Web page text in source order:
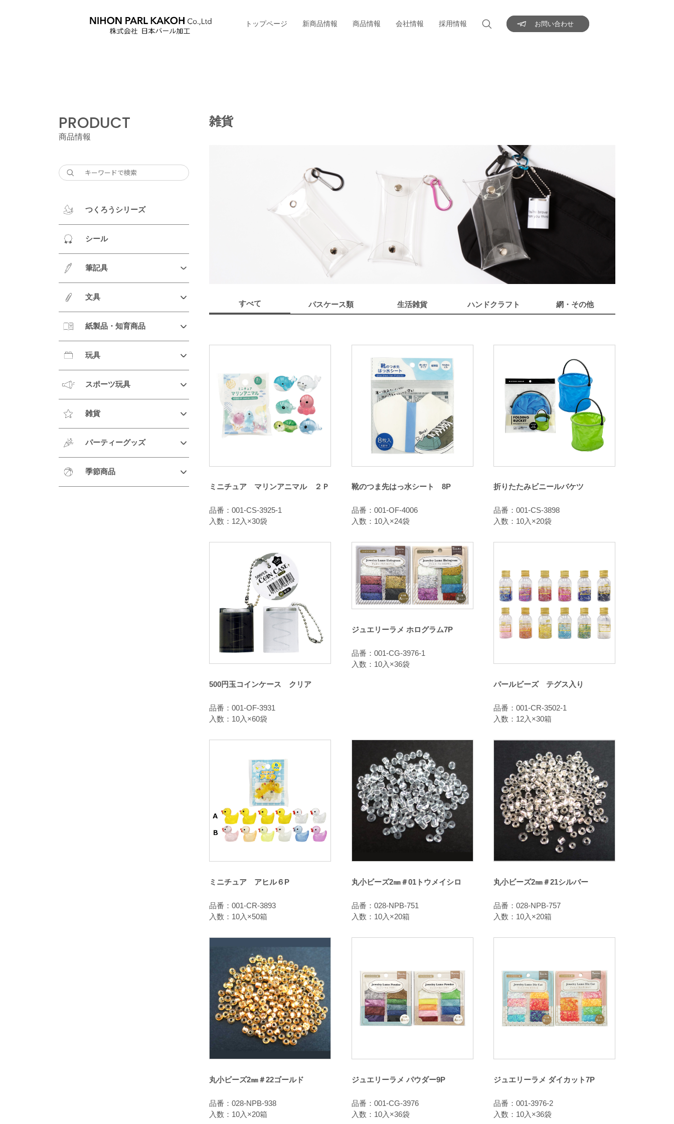
トップページ 新商品情報 商品情報 会社情報 採用情報 お問い合わせ
PRODUCT
商品情報
つくろうシリーズ
シール
筆記具
文具
紙製品・知育商品
玩具
スポーツ玩具
雑貨
パーティーグッズ
季節商品
雑貨
すべて パスケース類 生活雑貨 ハンドクラフト 網・その他
ミニチュア マリンアニマル ２Ｐ
品番：001-CS-3925-1
入数：12入×30袋
靴のつま先はっ水シート 8P
品番：001-OF-4006
入数：10入×24袋
折りたたみビニールバケツ
品番：001-CS-3898
入数：10入×20袋
500円玉コインケース クリア
品番：001-OF-3931
入数：10入×60袋
ジュエリーラメ ホログラム7P
品番：001-CG-3976-1
入数：10入×36袋
パールビーズ テグス入り
品番：001-CR-3502-1
入数：12入×30箱
ミニチュア アヒル６P
品番：001-CR-3893
入数：10入×50箱
丸小ビーズ2㎜＃01トウメイシロ
品番：028-NPB-751
入数：10入×20箱
丸小ビーズ2㎜＃21シルバー
品番：028-NPB-757
入数：10入×20箱
丸小ビーズ2㎜＃22ゴールド
品番：028-NPB-938
入数：10入×20箱
ジュエリーラメ パウダー9P
品番：001-CG-3976
入数：10入×36袋
ジュエリーラメ ダイカット7P
品番：001-3976-2
入数：10入×36袋